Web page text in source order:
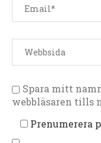
Spara mitt
webbläsaren tills
Prenumerera